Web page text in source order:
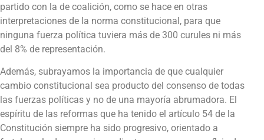
partido con la de coalición, como se hace en otras
interpretaciones de la norma constitucional, para que
ninguna fuerza política tuviera más de 300 curules ni más
del 8% de representación.
Además, subrayamos la importancia de que cualquier
cambio constitucional sea producto del consenso de todas
las fuerzas políticas y no de una mayoría abrumadora. El
espíritu de las reformas que ha tenido el artículo 54 de la
Constitución siempre ha sido progresivo, orientado a